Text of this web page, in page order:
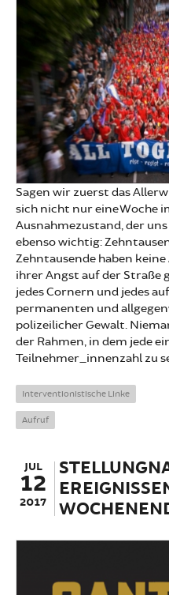
Sagen wir zuerst das
sich nicht nur eine Woche
Ausnahmezustand, der
ebenso wichtig:
Zehntausende haben
ihrer Angst auf der Straße
jedes Cornern und jedes
permanenten und
polizeilicher Gewalt.
der Rahmen, in dem jede
Teilnehmer_innenzahl zu
Interventionistische Linke
Aufruf
JUL
12
2017